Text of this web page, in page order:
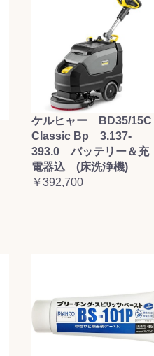
ケルヒャー BD35/15C
Classic Bp 3.137-
393.0 バッテリー＆充
電器込 (床洗浄機)
￥392,700